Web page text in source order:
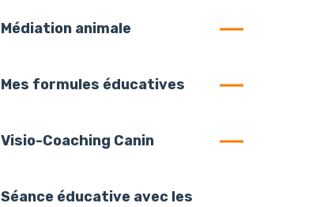
Médiation animale
Mes formules éducatives
Visio-Coaching Canin
Séance éducative avec les